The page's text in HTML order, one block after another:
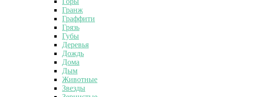
Гранж
Граффити
Грязь
Губы
Деревья
Дождь
Дома
Дым
Животные
Звезды